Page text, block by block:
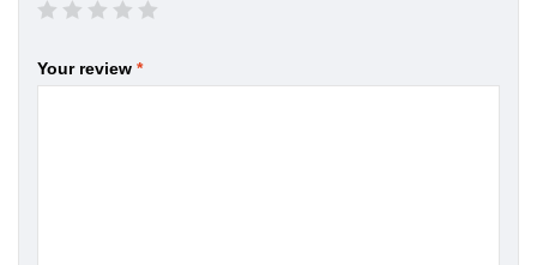
Your review *